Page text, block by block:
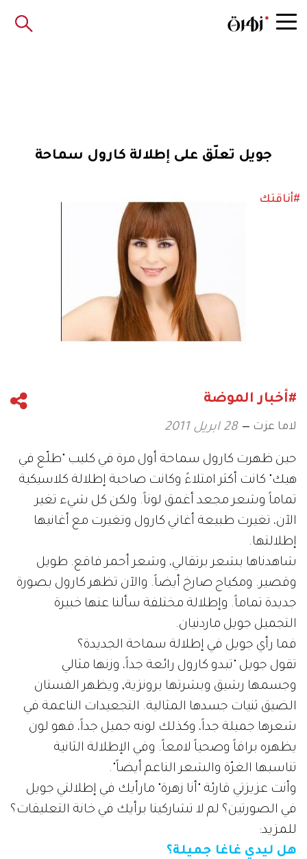
جويل تعلّق على إطلالة كارول سماحة
#أناقتك
#أخبار الموضة
لاما عزت 28 ابريل 2011
حين ظهرت كارول سماحة أول مرة في كليب "طلّع في
هيك" كانت أكثر امتلاءً وكانت صاحبة إطلالة كلاسيكية
تماماً وشعر مجعد أغمق لوناً. ولكن كل شيء تغير
الآن، تغيرت طبيعة أغاني كارول وتغيرت مع أغانيها
إطلالتها.
شاهدناها بشعر برتقالي، وشعر أحمر فاقع. طويل
وقصير. ومكياج صارخ أيضاً. والآن تظهر كارول بصورة
جديدة تماماً. وإطلالة مختلفة سألنا عنها خبيرة
التجميل جويل ماردنيان.
فما رأي جويل في إطلالة سماحة الجديدة؟
تقول جويل "تبدو كارول رائعة جداً، وزنها مثالي
وجسمها رشيق وبشرتها برونزية, ويظهر الفستان
الضيق ثنيات جسدها المثالية. التجعيدات الناعمة في
شعرها جميلة جداً، وكذلك لونه جميل جداً، فهو لون
يظهره براقاً وصحياً لامعاً. وفي الإطلالة الثانية
تناسبها الغرّة والشعر الناعم أيضاً".
وأنت عزيزتي قارئة "أنا زهرة" مارأيك في إطلالتي جويل
في الصورتين؟ لم لا تشاركينا برأيك في خانة التعليقات؟
للمزيد:
هل ليدي غاغا جميلة؟